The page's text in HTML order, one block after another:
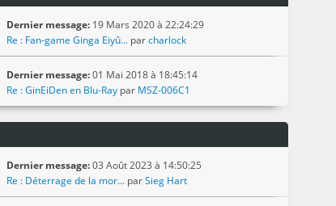
Dernier message: 19 Mars 2020 à 22:24:29
Re : Fan-game Ginga Eiyû... parcharlock
Dernier message:01 Mai 2018 à 18:45:14
Re : GinEiDen en Blu-Ray par MSZ-006C1
Dernier message:03 Août 2023 à 14:50:25
Re : Déterrage de la mor... parSieg Hart